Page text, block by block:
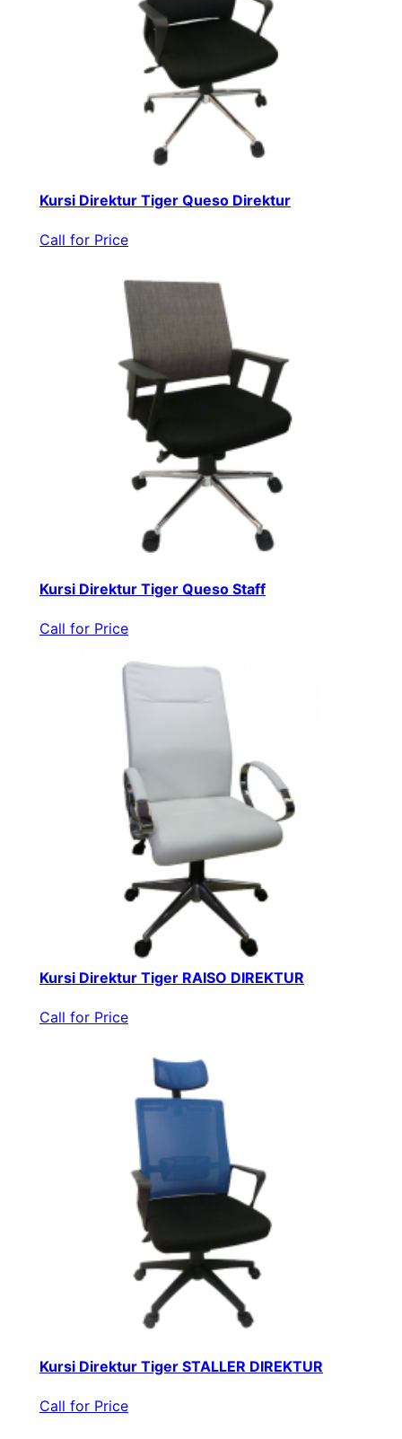
Kursi Direktur Tiger Queso Direktur
Call for Price
Kursi Direktur Tiger Queso Staff
Call for Price
Kursi Direktur Tiger RAISO DIREKTUR
Call for Price
Kursi Direktur Tiger STALLER DIREKTUR
Call for Price